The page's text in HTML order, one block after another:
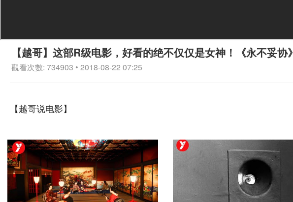
【越哥】这部R级电影，好看的绝不仅仅是女神！《永不妥协》
觀看次數: 734903 • 2018-08-22 07:25
【越哥说电影】